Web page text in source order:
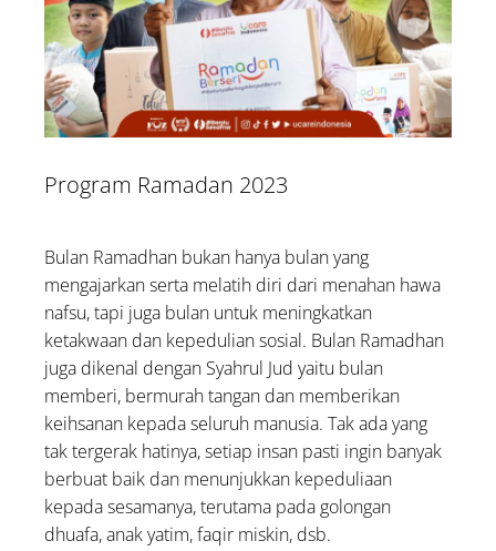
Program Ramadan 2023
Bulan Ramadhan bukan hanya bulan yang
mengajarkan serta melatih diri dari menahan hawa
nafsu, tapi juga bulan untuk meningkatkan
ketakwaan dan kepedulian sosial. Bulan Ramadhan
juga dikenal dengan Syahrul Jud yaitu bulan
memberi, bermurah tangan dan memberikan
keihsanan kepada seluruh manusia. Tak ada yang
tak tergerak hatinya, setiap insan pasti ingin banyak
berbuat baik dan menunjukkan kepeduliaan
kepada sesamanya, terutama pada golongan
dhuafa, anak yatim, faqir miskin, dsb.